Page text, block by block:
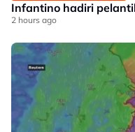
Infantino hadiri
2 hours ago